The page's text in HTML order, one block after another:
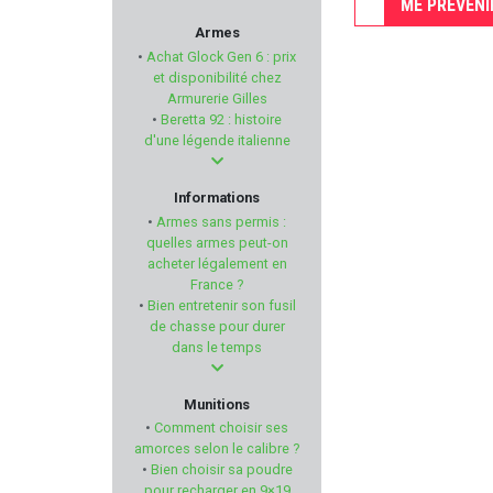
UNIQUE
FLUNATEC
AMEND2
AGUILA
IMPALA PLUS
PALLAS
Armes
• Achat Glock Gen 6 : prix
et disponibilité chez
Armurerie Gilles
• Beretta 92 : histoire
d'une légende italienne
Informations
• Armes sans permis :
quelles armes peut-on
acheter légalement en
France ?
• Bien entretenir son fusil
de chasse pour durer
dans le temps
Munitions
• Comment choisir ses
amorces selon le calibre ?
• Bien choisir sa poudre
ME